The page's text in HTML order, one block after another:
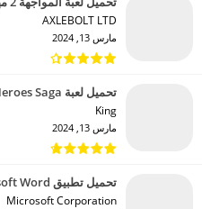
AXLEBOLT LTD‏
مارس 13, 2024
تحميل لعبة Farm Heroes Saga مهكرة للاندرويد 2024
King‏
مارس 13, 2024
تحميل تطبيق Microsoft Word مهكر للاندرويد 2024
Microsoft Corporation‏